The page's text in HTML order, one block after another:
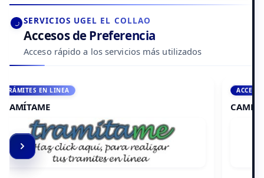
SERVICIOS UGEL EL COLLAO
Accesos de Preferencia
Acceso rápido a los servicios más utilizados
ACCEDE A AULA VIRTUAL
CAMPUS VIRTUAL